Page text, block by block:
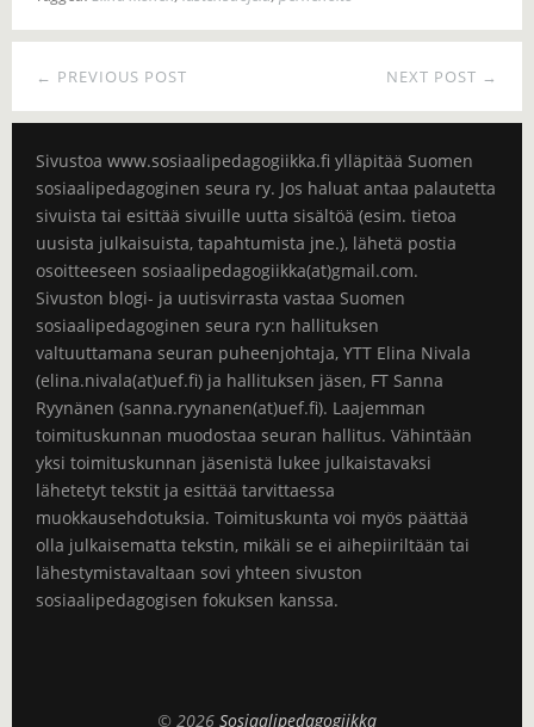
NEXT POST →
← PREVIOUS POST
Sivustoa www.sosiaalipedagogiikka.fi ylläpitää Suomen
sosiaalipedagoginen seura ry. Jos haluat antaa palautetta
sivuista tai esittää sivuille uutta sisältöä (esim. tietoa
uusista julkaisuista, tapahtumista jne.), lähetä postia
osoitteeseen sosiaalipedagogiikka(at)gmail.com.
Sivuston blogi- ja uutisvirrasta vastaa Suomen
sosiaalipedagoginen seura ry:n hallituksen
valtuuttamana seuran puheenjohtaja, YTT Elina Nivala
(elina.nivala(at)uef.fi) ja hallituksen jäsen, FT Sanna
Ryynänen (sanna.ryynanen(at)uef.fi). Laajemman
toimituskunnan muodostaa seuran hallitus. Vähintään
yksi toimituskunnan jäsenistä lukee julkaistavaksi
lähetetyt tekstit ja esittää tarvittaessa
muokkausehdotuksia. Toimituskunta voi myös päättää
olla julkaisematta tekstin, mikäli se ei aihepiiriltään tai
lähestymistavaltaan sovi yhteen sivuston
sosiaalipedagogisen fokuksen kanssa.
© 2026 Sosiaalipedagogiikka